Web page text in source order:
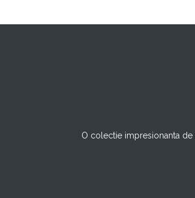
O colectie impresionanta